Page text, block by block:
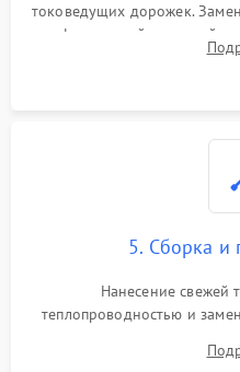
токоведущих дорожек.
инфракрасной паяльной
BIOS или замена
5. Сборка и
Нанесение свежей
теплопроводностью и
шлейфов, модулей памяти и